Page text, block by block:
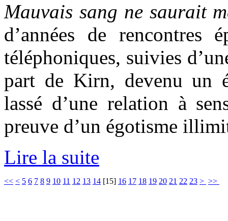
Mauvais sang ne saurait
d’années de rencontres
téléphoniques, suivies
part de Kirn, devenu un
lassé d’une relation à
preuve d’un égotisme
Lire la suite
<< < 5 6 7 8 9 10 11 12 13 14 [15] 16 17 18 19 20 21 22 23 > >>